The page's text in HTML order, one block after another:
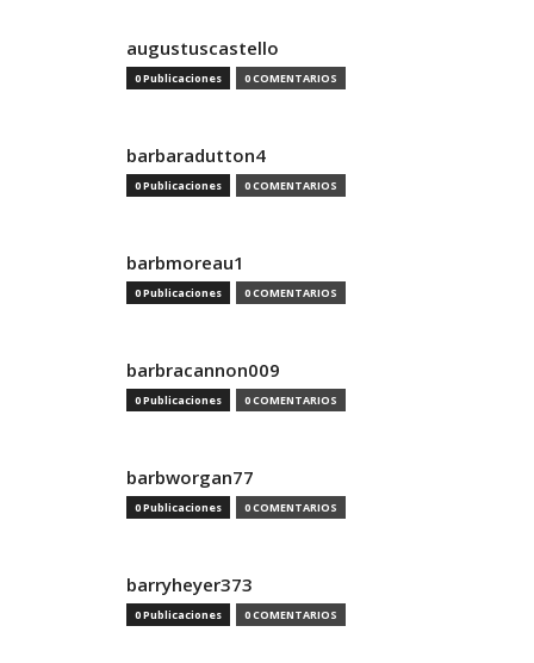
augustuscastello
0 Publicaciones 0 COMENTARIOS
barbaradutton4
0 Publicaciones 0 COMENTARIOS
barbmoreau1
0 Publicaciones 0 COMENTARIOS
barbracannon009
0 Publicaciones 0 COMENTARIOS
barbworgan77
0 Publicaciones 0 COMENTARIOS
barryheyer373
0 Publicaciones 0 COMENTARIOS